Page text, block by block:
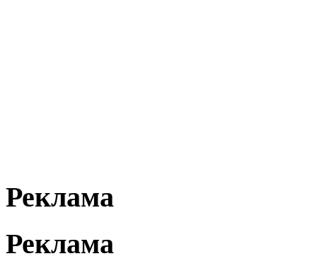
Реклама
Реклама